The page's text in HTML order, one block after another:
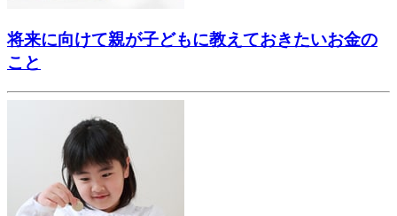
将来に向けて親が子どもに教えておきたいお金の
こと